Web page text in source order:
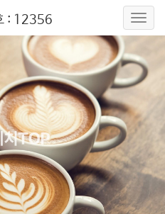
: 12356